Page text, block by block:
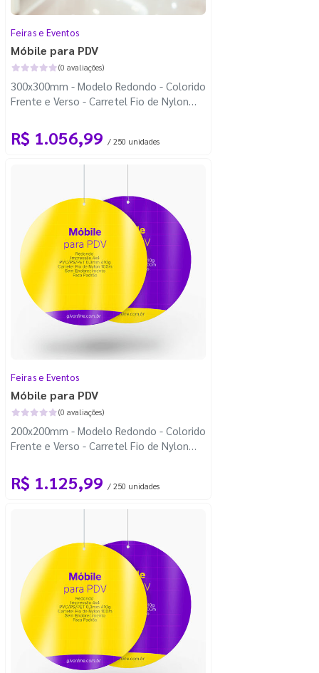
Feiras e Eventos
Móbile para PDV
(0 avaliações)
300x300mm - Modelo Redondo - Colorido
Frente e Verso - Carretel Fio de Nylon
R$ 1.056,99 / 250 unidades
Feiras e Eventos
Móbile para PDV
(0 avaliações)
200x200mm - Modelo Redondo - Colorido
Frente e Verso - Carretel Fio de Nylon
R$ 1.125,99 / 250 unidades